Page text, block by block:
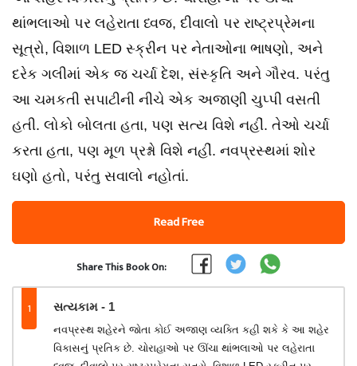
થાંભલાઓ પર લહેરાતા ધ્વજ, દીવાલો પર રાષ્ટ્રપ્રેમના
સૂત્રો, વિશાળ LED સ્ક્રીન પર નેતાઓના ભાષણો, અને
દરેક ગલીમાં એક જ ચર્ચા દેશ, સંસ્કૃતિ અને ગૌરવ. પરંતુ
આ ચમકતી સપાટીની નીચે એક અજાણી ચુપ્પી વસતી
હતી. લોકો બોલતા હતા, પણ સત્ય વિશે નહીં. તેઓ ચર્ચા
કરતા હતા, પણ મૂળ પ્રશ્નો વિશે નહીં. નવપ્રસ્થમાં શોર
ઘણો હતો, પરંતુ સવાલો નહોતાં.
Read Free
Share This Book On:
1 સત્યકામ - 1
નવપ્રસ્થ શહેરને જોતા કોઈ અજાણ વ્યક્તિ કહી શકે કે આ શહેર
વિકાસનું પ્રતિક છે. ચોરાહાઓ પર ઊંચા થાંભલાઓ પર લહેરાતા